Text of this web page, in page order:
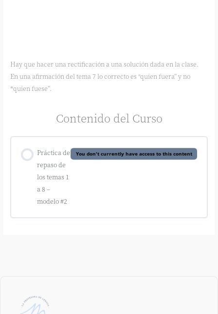
Hay que hacer una rectificación a una solución dada en la clase.
En una afirmación del tema 7 lo correcto es “quien fuera” y no
*quien fuese”.
Contenido del Curso
Práctica de
repaso de
los temas 1
a 8 –
modelo #2
You don't currently have access to this content